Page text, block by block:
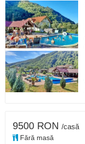
9500 RON /casă
Fără masă